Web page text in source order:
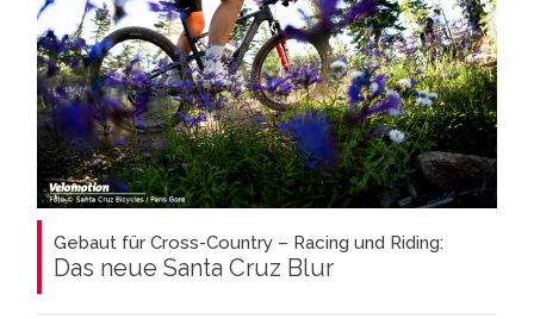
Gebaut für Cross-Country – Racing und Riding:
Das neue Santa Cruz Blur